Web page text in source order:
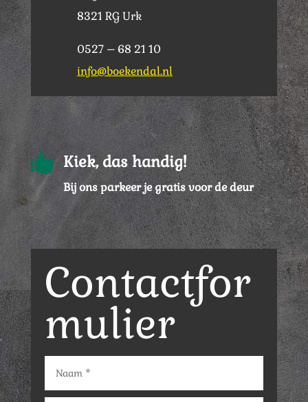
8321 RG Urk
0527 – 68 21 10
info@boekendal.nl
 Kiek, das handig!
Bij ons parkeer je gratis voor de deur
Contactfor
mulier